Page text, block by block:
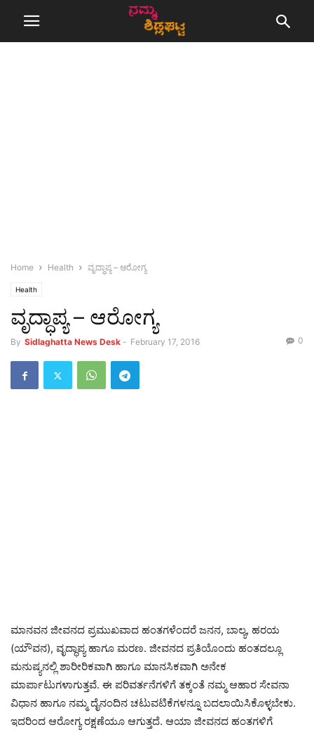
Home Health ವೃದ್ಧಾಪ್ಯ – ಆರೋಗ್ಯ
Health
ವೃದ್ಧಾಪ್ಯ – ಆರೋಗ್ಯ
By Sidlaghatta News Desk - February 17, 2016 0
ಮಾನವನ ಜೀವನದ ಪ್ರಮುಖವಾದ ಹಂತಗಳೆಂದರೆ ಜನನ, ಬಾಲ್ಯ, ಹರಯ
(ಯೌವನ), ವೃದ್ಧಾಪ್ಯ ಹಾಗೂ ಮರಣ. ಜೀವನದ ಪ್ರತಿಯೊಂದು ಹಂತದಲ್ಲೂ
ಮನುಷ್ಯನಲ್ಲಿ ಶಾರೀರಿಕವಾಗಿ ಹಾಗೂ ಮಾನಸಿಕವಾಗಿ ಅನೇಕ
ಮಾರ್ಪಾಟುಗಳಾಗುತ್ತವೆ. ಈ ಪರಿವರ್ತನೆಗಳಿಗೆ ತಕ್ಕಂತೆ ನಮ್ಮ ಆಹಾರ ಸೇವನಾ
ವಿಧಾನ ಹಾಗೂ ನಮ್ಮ ದೈನಂದಿನ ಚಟುವಟಿಕೆಗಳನ್ನೂ ಬದಲಾಯಿಸಿಕೊಳ್ಳಬೇಕು.
ಇದರಿಂದ ಆರೋಗ್ಯ ರಕ್ಷಣೆಯೂ ಆಗುತ್ತದೆ. ಆಯಾ ಜೀವನದ ಹಂತಗಳಿಗೆ